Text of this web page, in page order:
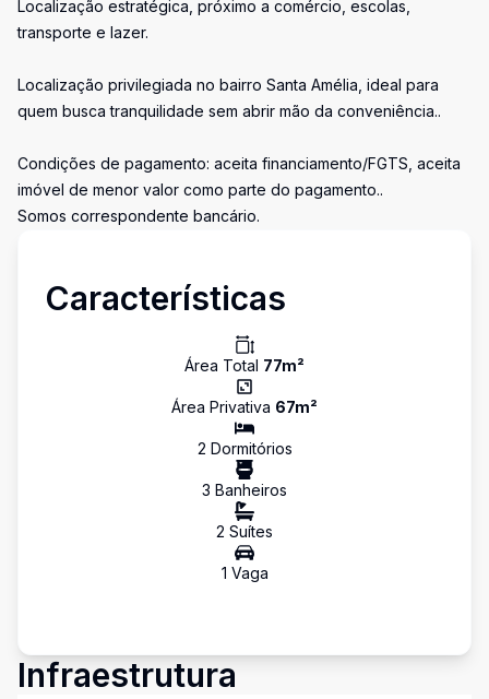
Localização estratégica, próximo a comércio, escolas,
transporte e lazer.
Localização privilegiada no bairro Santa Amélia, ideal para
quem busca tranquilidade sem abrir mão da conveniência..
Condições de pagamento: aceita financiamento/FGTS, aceita
imóvel de menor valor como parte do pagamento..
Somos correspondente bancário.
Características
Área Total 77m²
Área Privativa 67m²
2 Dormitórios
3 Banheiros
2 Suítes
1 Vaga
Infraestrutura